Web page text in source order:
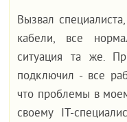
Вызвал
кабели, все
ситуация та же.
подключил - все
что проблемы в
своему IT-